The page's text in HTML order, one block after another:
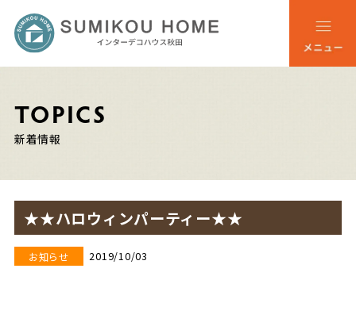
TOPICS
新着情報
★★ハロウィンパーティー★★
お知らせ 2019/10/03